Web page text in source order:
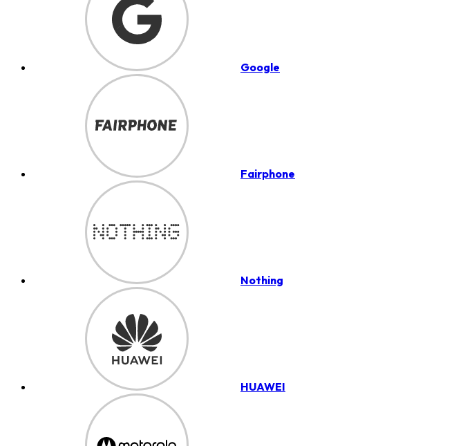
Google
Fairphone
Nothing
HUAWEI